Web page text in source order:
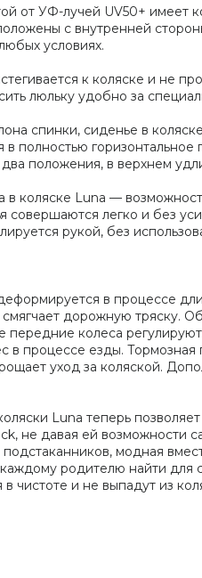
от УФ-лучей UV50+ имеет
с внутренней
условиях.
к коляске и не
люльку удобно за
спинки, сиденье в
в полностью
положения, в верхнем
в коляске Luna —
совершаются легко и без
рукой, без
в процессе
дорожную тряску.
передние колеса
в процессе езды.
уход за коляской.
Luna теперь
не давая ей возможности
модная
родителю найти
чистоте и не выпадут из